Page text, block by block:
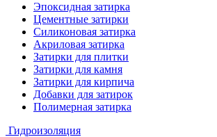
Эпоксидная затирка
Цементные затирки
Силиконовая затирка
Акриловая затирка
Затирки для плитки
Затирки для камня
Затирки для кирпича
Добавки для затирок
Полимерная затирка
Гидроизоляция